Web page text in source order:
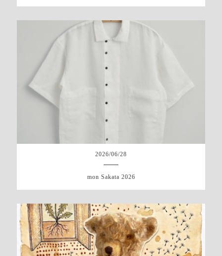
2026/06/28
mon Sakata 2026